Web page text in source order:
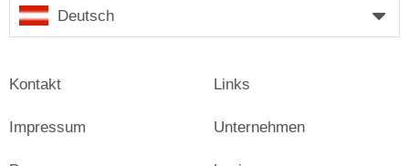
Deutsch
Kontakt
Impressum
Links
Unternehmen